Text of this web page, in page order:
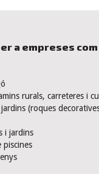
a empreses com
rurals, carreteres i
(roques
i jardins
piscines